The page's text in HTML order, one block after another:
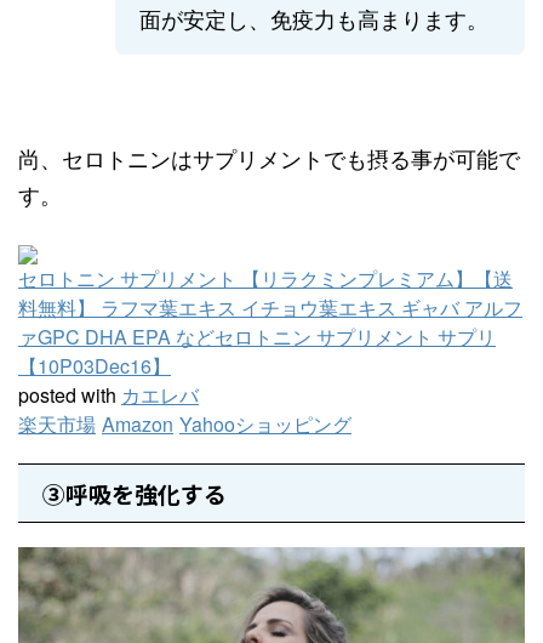
面が安定し、免疫力も高まります。
尚、セロトニンはサプリメントでも摂る事が可能で
す。
セロトニン サプリメント 【リラクミンプレミアム】【送
料無料】 ラフマ葉エキス イチョウ葉エキス ギャバ アルフ
ァGPC DHA EPA などセロトニン サプリメント サプリ
【10P03Dec16】
posted with カエレバ
楽天市場 Amazon Yahooショッピング
③呼吸を強化する